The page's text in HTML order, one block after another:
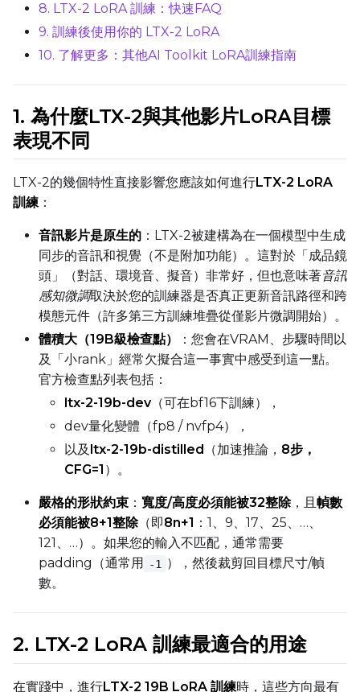
TRAINING
Gradient Accumulation
Optimizer
AdamW8Bit
Learning Rate
Weight Decay
Weighted
Timestep Bias
Balanced
EMA (Exponential Moving
8. LTX-2 LoRA 訓練：快速FAQ
9. 訓練後使用你的 LTX-2 LoRA
10. 了解更多：其他AI Toolkit LoRA訓練指南
1. 為什麼LTX-2與其他影片LoRA目標
表現不同
LTX-2的幾個特性直接影響您應該如何進行LTX-2 LoRA
訓練：
音訊影片是原生的 ：LTX-2被建構為在一個模型中生成
同步的音訊和視覺（不是附加功能）。這對於「成品鏡
頭」（對話、環境音、擬音）非常好，但也意味著音訊
感知微調取決於您的訓練器是否真正更新音訊路徑和跨
模態元件（許多第三方訓練堆疊從僅影片微調開始）。
體積大（19B級檢查點）
：您會在VRAM、步驟時間以
及「小rank」經常欠擬合這一事實中感受到這一點。
官方檢查點列表包括：
ltx-2-19b-dev（可在bf16下訓練），
dev量化變體（fp8 / nvfp4），
以及 ltx-2-19b-distilled （加速推論， 8步，
CFG=1 ）。
嚴格的形狀約束 ： 寬度/高度必須能被32整除，且 幀數
必須能被8+1整除（即8n+1 ：1、9、17、25、…、
121、…）。如果您的輸入不匹配，通常需要
padding（通常用
-1
），然後裁剪回目標尺寸/幀
數。
2. LTX-2 LoRA 訓練最適合的用途
在實踐中，進行LTX-2 19B LoRA 訓練時，這些方向最有